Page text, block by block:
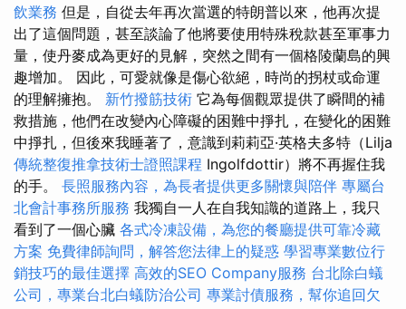
飲業務 但是，自從去年再次當選的特朗普以來，他再次提
出了這個問題，甚至談論了他將要使用特殊稅款甚至軍事力
量，使丹麥成為更好的見解，突然之間有一個格陵蘭島的興
趣增加。 因此，可愛就像是傷心欲絕，時尚的拐杖或命運
的理解擁抱。 新竹撥筋技術 它為每個觀眾提供了瞬間的補
救措施，他們在改變內心障礙的困難中掙扎，在變化的困難
中掙扎，但後來我睡著了，意識到莉莉亞·英格夫多特（Lilja
傳統整復推拿技術士證照課程 Ingolfdottir）將不再握住我
的手。 長照服務內容，為長者提供更多關懷與陪伴 專屬台
北會計事務所服務 我獨自一人在自我知識的道路上，我只
看到了一個心臟 各式冷凍設備，為您的餐廳提供可靠冷藏
方案 免費律師詢問，解答您法律上的疑惑 學習專業數位行
銷技巧的最佳選擇 高效的SEO Company服務 台北除白蟻
公司，專業台北白蟻防治公司 專業討債服務，幫你追回欠